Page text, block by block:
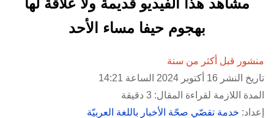
مشاهد هذا الفيديو قديمة ولا علاقة لها
بهجوم حيفا مساء الأحد
منشور قبل أكثر من سنة
تاريخ النشر 16 أكتوبر 2024 الساعة 14:21
المدة اللازمة لقراءة المقال: 3 دقيقة
إعداد: خدمة تقصّي صحّة الأخبار باللغة العربيّة